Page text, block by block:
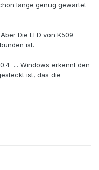
lange genug gewartet
Die LED von K509
ist.
... Windows erkennt den
ist, das die